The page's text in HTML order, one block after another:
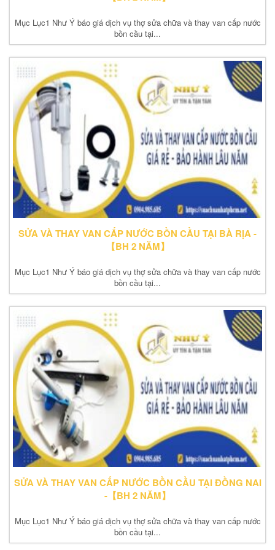
Mục Lục1 Như Ý báo giá dịch vụ thợ sửa chữa và thay van cấp nước
bồn cầu tại...
SỬA VÀ THAY VAN CẤP NƯỚC BỒN CẦU TẠI BÀ RỊA -
【BH 2 NĂM】
Mục Lục1 Như Ý báo giá dịch vụ thợ sửa chữa và thay van cấp nước
bồn cầu tại...
SỬA VÀ THAY VAN CẤP NƯỚC BỒN CẦU TẠI ĐỒNG NAI
-【BH 2 NĂM】
Mục Lục1 Như Ý báo giá dịch vụ thợ sửa chữa và thay van cấp nước
bồn cầu tại...